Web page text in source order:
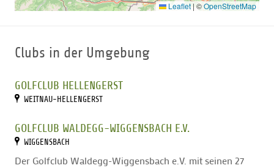
Leaflet | ©OpenStreetMap
Clubs in der Umgebung
GOLFCLUB HELLENGERST
WEITNAU-HELLENGERST
GOLFCLUB WALDEGG-WIGGENSBACH E.V.
WIGGENSBACH
Der Golfclub Waldegg-Wiggensbach e.V. mit seinen 27